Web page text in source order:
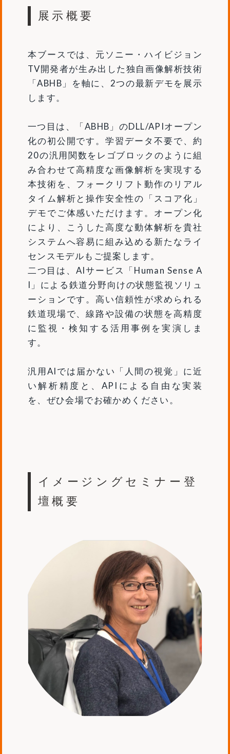
展示概要
本ブースでは、元ソニー・ハイビジョン
TV開発者が生み出した独自画像解析技術
「ABHB」を軸に、2つの最新デモを展示
します。
一つ目は、「ABHB」のDLL/APIオープン
化の初公開です。学習データ不要で、約
20の汎用関数をレゴブロックのように組
み合わせて高精度な画像解析を実現する
本技術を、フォークリフト動作のリアル
タイム解析と操作安全性の「スコア化」
デモでご体感いただけます。オープン化
により、こうした高度な動体解析を貴社
システムへ容易に組み込める新たなライ
センスモデルもご提案します。
二つ目は、AIサービス「Human Sense A
I」による鉄道分野向けの状態監視ソリュ
ーションです。高い信頼性が求められる
鉄道現場で、線路や設備の状態を高精度
に監視・検知する活用事例を実演しま
す。
汎用AIでは届かない「人間の視覚」に近
い解析精度と、APIによる自由な実装
を、ぜひ会場でお確かめください。
イメージングセミナー登
壇概要